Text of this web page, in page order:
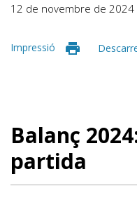
12 de novembre de 2024
Impressió
Balanç
partida